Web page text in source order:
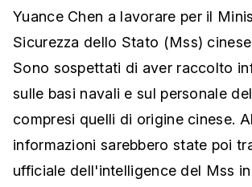
Yuance Chen a lavorare per il
Sicurezza dello Stato (Mss) cinese
Sono sospettati di aver raccolto
sulle basi navali e sul personale
compresi quelli di origine cinese.
informazioni sarebbero state poi
ufficiale dell'intelligence del Mss